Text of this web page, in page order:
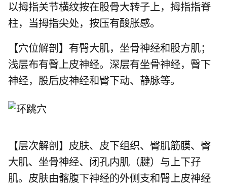
以拇指关节横纹按在股骨大转子上，拇指指脊
柱，当拇指尖处，按压有酸胀感。
【穴位解剖】有臀大肌，坐骨神经和股方肌；
浅层布有臀上皮神经。深层有坐骨神经，臀下
神经，股后皮神经和臀下动、静脉等。
【层次解剖】皮肤、皮下组织、臀肌筋膜、臀
大肌、坐骨神经、闭孔内肌（腱）与上下孖
肌。皮肤由髂腹下神经的外侧支和臀上皮神经